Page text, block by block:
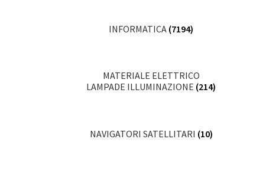
INFORMATICA (7194)
MATERIALE ELETTRICO
LAMPADE ILLUMINAZIONE (214)
NAVIGATORI SATELLITARI (10)